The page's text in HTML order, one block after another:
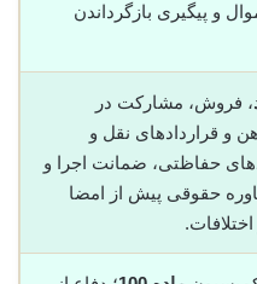
و پیگیری بازگرداندن
، فروش، مشارکت در
و قراردادهای نقل و
حفاظتی، ضمانت اجرا و
حقوقی پیش از امضا